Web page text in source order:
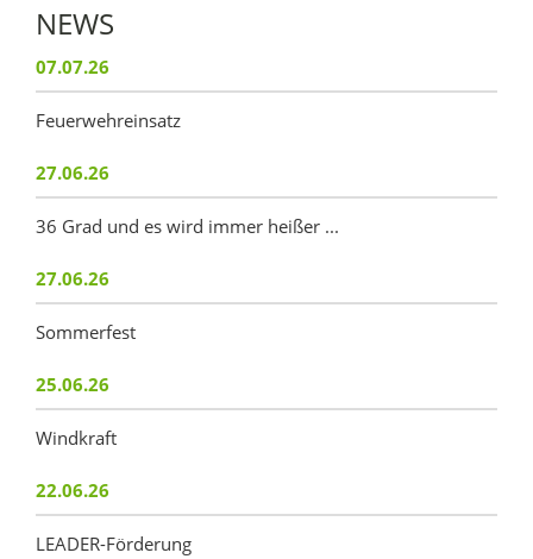
NEWS
07.07.26
Feuerwehreinsatz
27.06.26
36 Grad und es wird immer heißer ...
27.06.26
Sommerfest
25.06.26
Windkraft
22.06.26
LEADER-Förderung